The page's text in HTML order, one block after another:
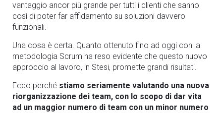
vantaggio ancor più grande per tutti i clienti che sanno
così di poter far affidamento su soluzioni davvero
funzionali.
Una cosa è certa. Quanto ottenuto fino ad oggi con la
metodologia Scrum ha reso evidente che questo nuovo
approccio al lavoro, in Stesi, promette grandi risultati.
Ecco perché stiamo seriamente valutando una nuova
riorganizzazione dei team, con lo scopo di dar vita
ad un maggior numero di team con un minor numero